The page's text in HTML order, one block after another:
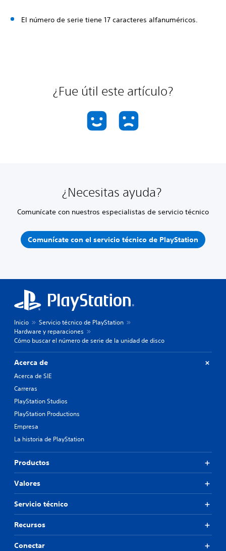
El número de serie tiene 17 caracteres alfanuméricos.
¿Fue útil este artículo?
¿Necesitas ayuda?
Comunícate con nuestros especialistas de servicio técnico
Comunícate con el servicio técnico de PlayStation
Inicio
Servicio técnico de PlayStation
Hardware y reparaciones
Cómo buscar el número de serie de la unidad de disco
Acerca de
Acerca de SIE
Carreras
PlayStation Studios
PlayStation Productions
Empresa
La historia de PlayStation
Productos
Valores
Servicio técnico
Recursos
Conectar